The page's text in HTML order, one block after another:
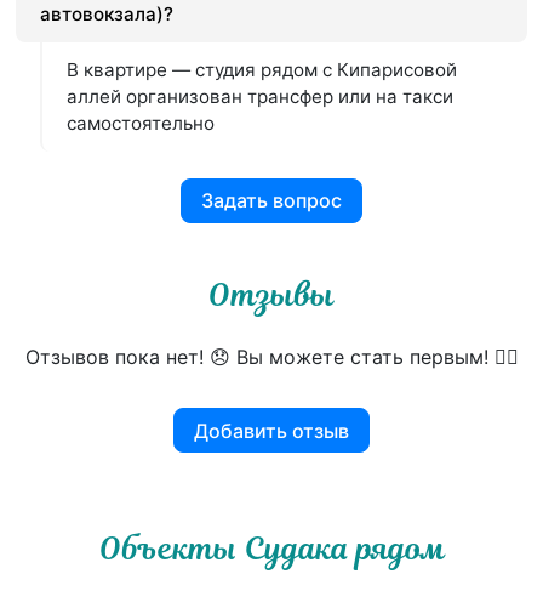
автовокзала)?
В квартире — студия рядом с Кипарисовой
аллей организован трансфер или на такси
самостоятельно
Задать вопрос
Отзывы
Отзывов пока нет! 😞 Вы можете стать первым! 👍🏻
Добавить отзыв
Объекты Судака рядом